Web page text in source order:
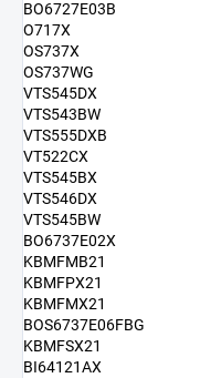
BO6727E03B
O717X
OS737X
OS737WG
VTS545DX
VTS543BW
VTS555DXB
VT522CX
VTS545BX
VTS546DX
VTS545BW
BO6737E02X
KBMFMB21
KBMFPX21
KBMFMX21
BOS6737E06FBG
KBMFSX21
BI64121AX